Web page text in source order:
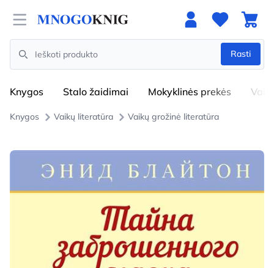
Open menu
Search
Rasti
Knygos Stalo žaidimai Mokyklinės prekės
Knygos Vaikų literatūra Vaikų grožinė literatūra